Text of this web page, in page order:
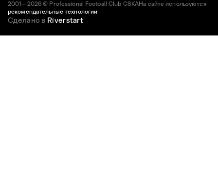
2001—2026 © Professional Football Club CSKAНа сайте используются
рекомендательные технологии
Сделано в Riverstart